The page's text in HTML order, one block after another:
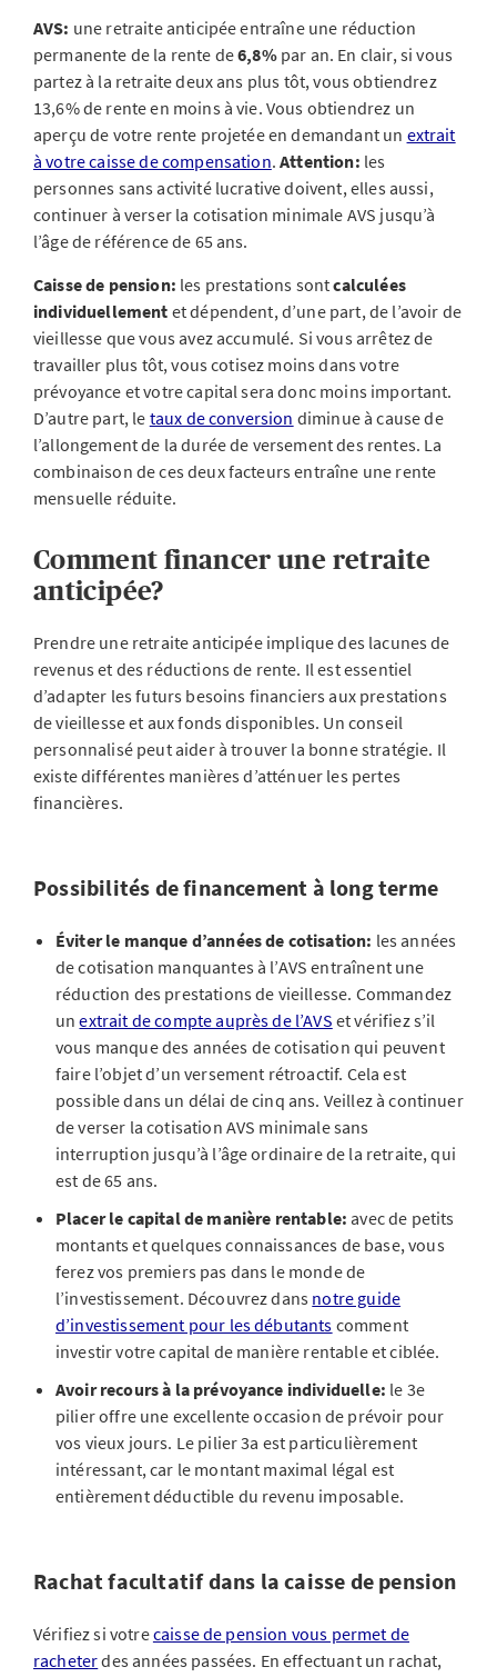
AVS: une retraite anticipée entraîne une réduction
permanente de la rente de6,8% par an. En clair, si vous
partez à la retraite deux ans plus tôt, vous obtiendrez
13,6% de rente en moins à vie. Vous obtiendrez un
aperçu de votre rente projetée en demandant un extrait
à votre caisse de compensation.Attention: les
personnes sans activité lucrative doivent, elles aussi,
continuer à verser la cotisation minimale AVS jusqu’à
l’âge de référence de 65 ans.
Caisse de pension: les prestations sontcalculées
individuellement et dépendent, d’une part, de l’avoir de
vieillesse que vous avez accumulé. Si vous arrêtez de
travailler plus tôt, vous cotisez moins dans votre
prévoyance et votre capital sera donc moins important.
D’autre part, le taux de conversion diminue à cause de
l’allongement de la durée de versement des rentes. La
combinaison de ces deux facteurs entraîne une rente
mensuelle réduite.
Comment financer une retraite
anticipée?
Prendre une retraite anticipée implique des lacunes de
revenus et des réductions de rente. Il est essentiel
d’adapter les futurs besoins financiers aux prestations
de vieillesse et aux fonds disponibles. Un conseil
personnalisé peut aider à trouver la bonne stratégie. Il
existe différentes manières d’atténuer les pertes
financières.
Possibilités de financement à long terme
Éviter le manque d’années de cotisation: les années
de cotisation manquantes à l’AVS entraînent une
réduction des prestations de vieillesse. Commandez
unextrait de compte auprès de l’AVS et vérifiez s’il
vous manque des années de cotisation qui peuvent
faire l’objet d’un versement rétroactif. Cela est
possible dans un délai de cinq ans. Veillez à continuer
de verser la cotisation AVS minimale sans
interruption jusqu’à l’âge ordinaire de la retraite, qui
est de 65 ans.
Placer le capital de manière rentable:avec de petits
montants et quelques connaissances de base, vous
ferez vos premiers pas dans le monde de
l’investissement. Découvrez dans notre guide
d’investissement pour les débutants comment
investir votre capital de manière rentable et ciblée.
Avoir recours à la prévoyance individuelle: le 3e
pilier offre une excellente occasion de prévoir pour
vos vieux jours. Le pilier 3a est particulièrement
intéressant, car le montant maximal légal est
entièrement déductible du revenu imposable.
Rachat facultatif dans la caisse de pension
Vérifiez si votrecaisse de pension vous permet de
racheterdes années passées. En effectuant un rachat,